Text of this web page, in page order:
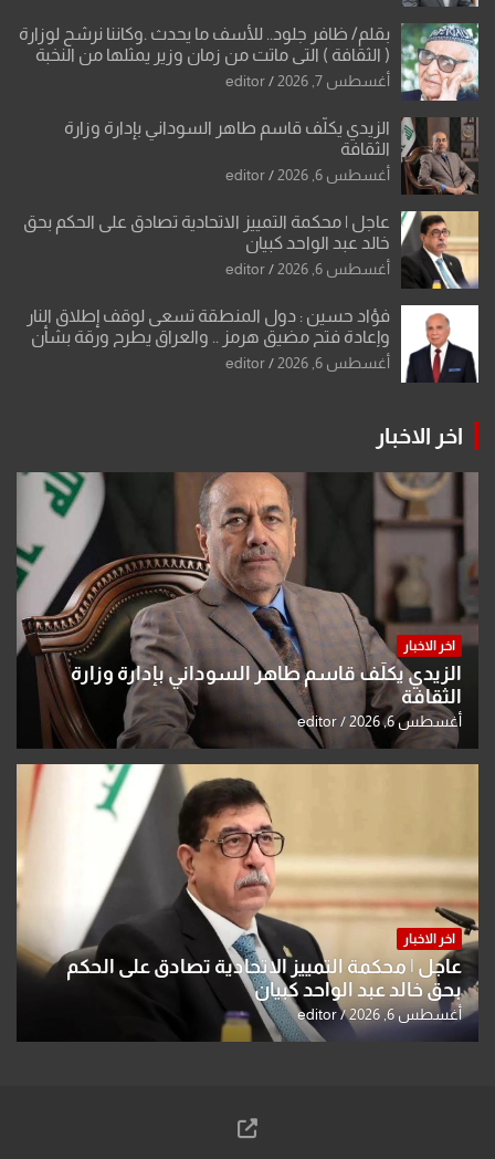
بقلم/ ظافر جلود.. للأسف ما يحدث .وكاننا نرشح لوزارة
( الثقافة ) التي ماتت من زمان وزير يمثلها من النخبة
والإرث العظيم للثقافة العراقية..
أغسطس 7, 2026 editor
الزيدي يكلّف قاسم طاهر السوداني بإدارة وزارة
الثقافة
أغسطس 6, 2026 editor
عاجل | محكمة التمييز الاتحادية تصادق على الحكم بحق
خالد عبد الواحد كبيان
أغسطس 6, 2026 editor
فؤاد حسين : دول المنطقة تسعى لوقف إطلاق النار
وإعادة فتح مضيق هرمز .. والعراق يطرح ورقة بشأن
تحولات القدس
أغسطس 6, 2026 editor
اخر الاخبار
اخر الاخبار
الزيدي يكلّف قاسم طاهر السوداني بإدارة وزارة
الثقافة
أغسطس 6, 2026 editor
اخر الاخبار
عاجل | محكمة التمييز الاتحادية تصادق على الحكم
بحق خالد عبد الواحد كبيان
أغسطس 6, 2026 editor